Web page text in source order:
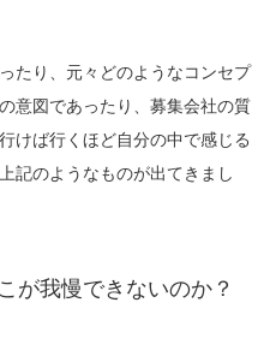
たり、元々どのようなコンセプ
意図であったり、募集会社の質
けば行くほど自分の中で感じる
記のようなものが出てきまし
が我慢できないのか？